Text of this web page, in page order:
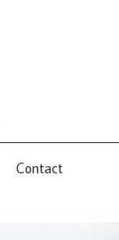
Contact